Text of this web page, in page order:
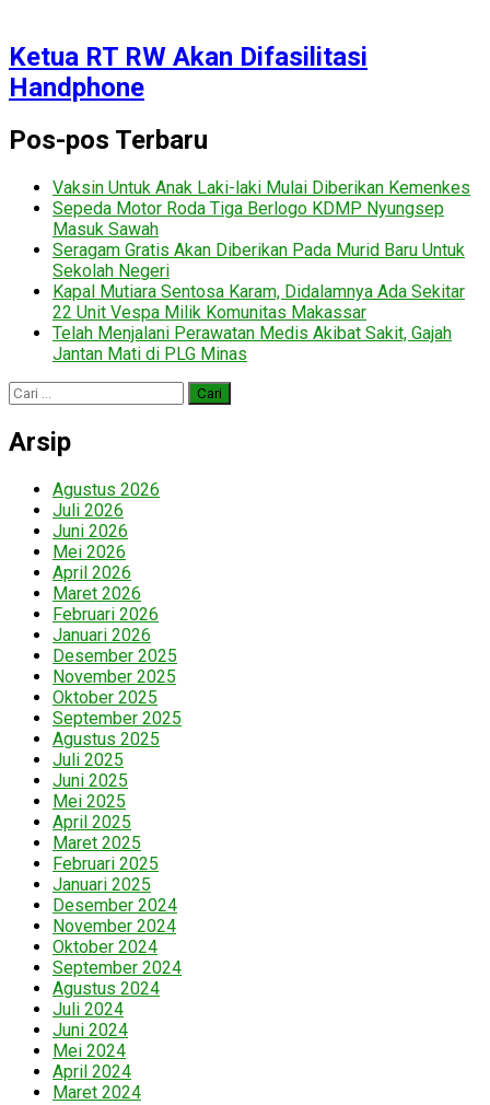
Ketua RT RW Akan Difasilitasi
Handphone
Pos-pos Terbaru
Vaksin Untuk Anak Laki-laki Mulai Diberikan Kemenkes
Sepeda Motor Roda Tiga Berlogo KDMP Nyungsep
Masuk Sawah
Seragam Gratis Akan Diberikan Pada Murid Baru Untuk
Sekolah Negeri
Kapal Mutiara Sentosa Karam, Didalamnya Ada Sekitar
22 Unit Vespa Milik Komunitas Makassar
Telah Menjalani Perawatan Medis Akibat Sakit, Gajah
Jantan Mati di PLG Minas
Cari
untuk:
Arsip
Agustus 2026
Juli 2026
Juni 2026
Mei 2026
April 2026
Maret 2026
Februari 2026
Januari 2026
Desember 2025
November 2025
Oktober 2025
September 2025
Agustus 2025
Juli 2025
Juni 2025
Mei 2025
April 2025
Maret 2025
Februari 2025
Januari 2025
Desember 2024
November 2024
Oktober 2024
September 2024
Agustus 2024
Juli 2024
Juni 2024
Mei 2024
April 2024
Maret 2024